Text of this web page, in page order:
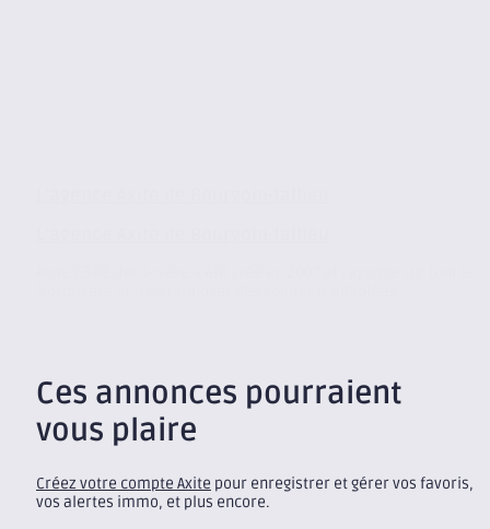
Ces annonces pourraient
vous plaire
Créez votre compte Axite pour enregistrer et gérer vos favoris,
vos alertes immo, et plus encore.